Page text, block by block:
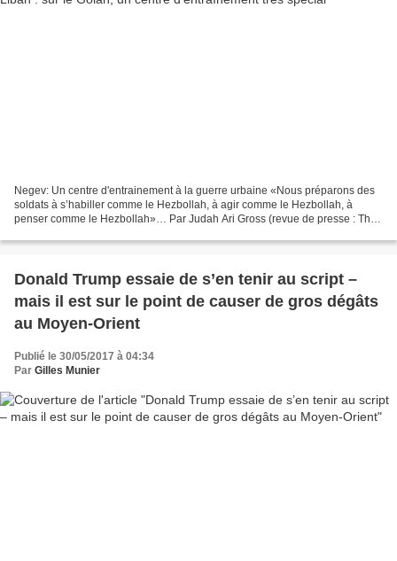
Negev: Un centre d'entrainement à la guerre urbaine «Nous préparons des
soldats à s’habiller comme le Hezbollah, à agir comme le Hezbollah, à
penser comme le Hezbollah»… Par Judah Ari Gross (revue de presse : The
Donald Trump essaie de s’en tenir au script –
mais il est sur le point de causer de gros dégâts
au Moyen-Orient
Publié le 30/05/2017 à 04:34
Par Gilles Munier